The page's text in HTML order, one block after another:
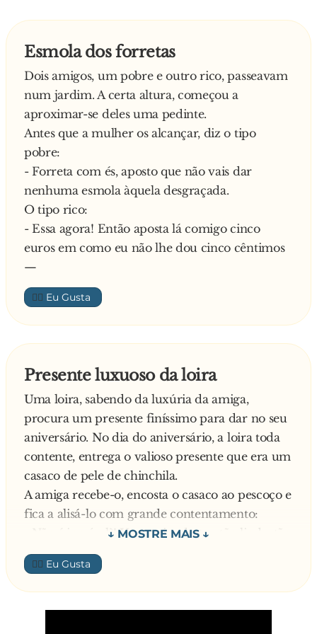
Esmola dos forretas
Dois amigos, um pobre e outro rico, passeavam
num jardim. A certa altura, começou a
aproximar-se deles uma pedinte.
Antes que a mulher os alcançar, diz o tipo
pobre:
- Forreta com és, aposto que não vais dar
nenhuma esmola àquela desgraçada.
O tipo rico:
- Essa agora! Então aposta lá comigo cinco
euros em como eu não lhe dou cinco cêntimos
—
👍🏼
Presente luxuoso da loira
Uma loira, sabendo da luxúria da amiga,
procura um presente finíssimo para dar no seu
aniversário. No dia do aniversário, a loira toda
contente, entrega o valioso presente que era um
casaco de pele de chinchila.
A amiga recebe-o, encosta o casaco ao pescoço e
fica a alisá-lo com grande contentamento:
- Não é incrível?! Uma coisa destas, tão linda, tão
maravilhosa vir de um animal tão desajeitado,
pequeno e insignificante
E diz a loira furiosa:
- Ouve lá, ó mulher, se não gostas do presente
👍🏼